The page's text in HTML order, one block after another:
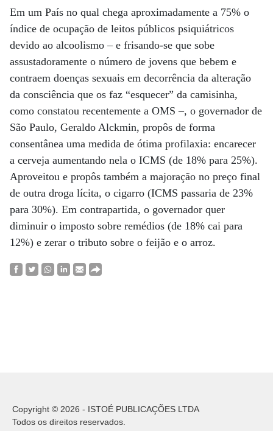
Em um País no qual chega aproximadamente a 75% o
índice de ocupação de leitos públicos psiquiátricos
devido ao alcoolismo – e frisando-se que sobe
assustadoramente o número de jovens que bebem e
contraem doenças sexuais em decorrência da alteração
da consciência que os faz “esquecer” da camisinha,
como constatou recentemente a OMS –, o governador de
São Paulo, Geraldo Alckmin, propôs de forma
consentânea uma medida de ótima profilaxia: encarecer
a cerveja aumentando nela o ICMS (de 18% para 25%).
Aproveitou e propôs também a majoração no preço final
de outra droga lícita, o cigarro (ICMS passaria de 23%
para 30%). Em contrapartida, o governador quer
diminuir o imposto sobre remédios (de 18% cai para
12%) e zerar o tributo sobre o feijão e o arroz.
Copyright © 2026 - ISTOÉ PUBLICAÇÕES LTDA
Todos os direitos reservados.